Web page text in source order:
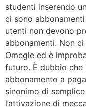
studenti inserendo
ci sono
utenti non devono
abbonamenti. Non
Omegle ed è
futuro. È dubbio
abbonamento a
sinonimo di
l’attivazione di